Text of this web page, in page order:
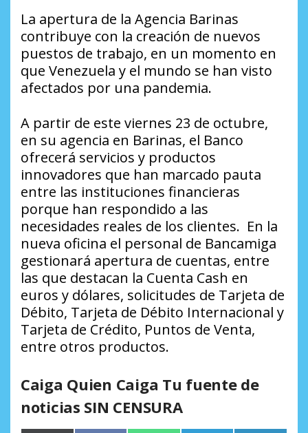
La apertura de la Agencia Barinas
contribuye con la creación de nuevos
puestos de trabajo, en un momento en
que Venezuela y el mundo se han visto
afectados por una pandemia.
A partir de este viernes 23 de octubre,
en su agencia en Barinas, el Banco
ofrecerá servicios y productos
innovadores que han marcado pauta
entre las instituciones financieras
porque han respondido a las
necesidades reales de los clientes. En la
nueva oficina el personal de Bancamiga
gestionará apertura de cuentas, entre
las que destacan la Cuenta Cash en
euros y dólares, solicitudes de Tarjeta de
Débito, Tarjeta de Débito Internacional y
Tarjeta de Crédito, Puntos de Venta,
entre otros productos.
Caiga Quien Caiga Tu fuente de
noticias SIN CENSURA